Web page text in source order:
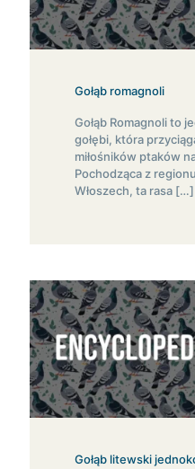
Gołąb romagnoli
Gołąb Romagnoli to
gołębi, która
miłośników ptaków
Pochodząca z
Włoszech, ta rasa […]
Gołąb litewski